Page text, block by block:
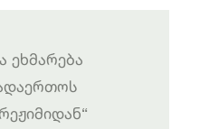
ეხმარება